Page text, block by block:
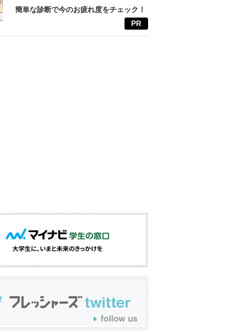
簡単な診断で今のお疲れ度をチェック！
PR